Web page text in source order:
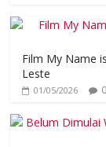
Film My Name
Leste
01/05/2026 0